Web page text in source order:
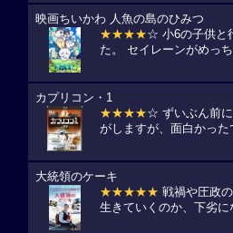
映画ちいかわ 人魚の島のひみつ
★★★★☆ 小6の子供と
た。 セイレーンがめっ
カプリコン・1
★★★★☆ ずいぶん前に
がしますが、面白かっ
大統領のケーキ
★★★★★ 戦禍や圧政
生きていくのか、下劣